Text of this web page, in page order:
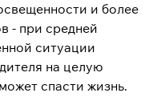
и более
- при средней
ситуации
на целую
спасти жизнь.